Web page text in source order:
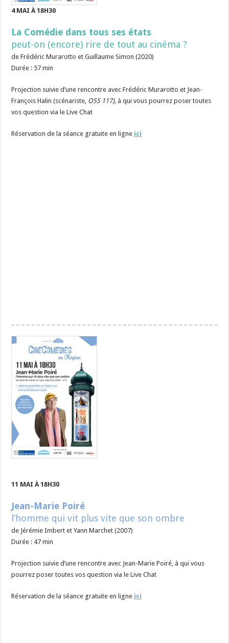
4 MAI À 18H30
La Comédie dans tous ses états
peut-on (encore) rire de tout au cinéma ?
de Frédéric Murarotto et Guillaume Simon (2020)
Durée : 57 min
Projection suivie d’une rencontre avec Frédéric Murarotto et Jean-
François Halin (scénariste, OSS 117), à qui vous pourrez poser toutes
vos question via le Live Chat
Réservation de la séance gratuite en ligne ici
11 MAI À 18H30
Jean-Marie Poiré
l’homme qui vit plus vite que son ombre
de Jérémie Imbert et Yann Marchet (2007)
Durée : 47 min
Projection suivie d’une rencontre avec Jean-Marie Poiré, à qui vous
pourrez poser toutes vos question via le Live Chat
Réservation de la séance gratuite en ligne ici